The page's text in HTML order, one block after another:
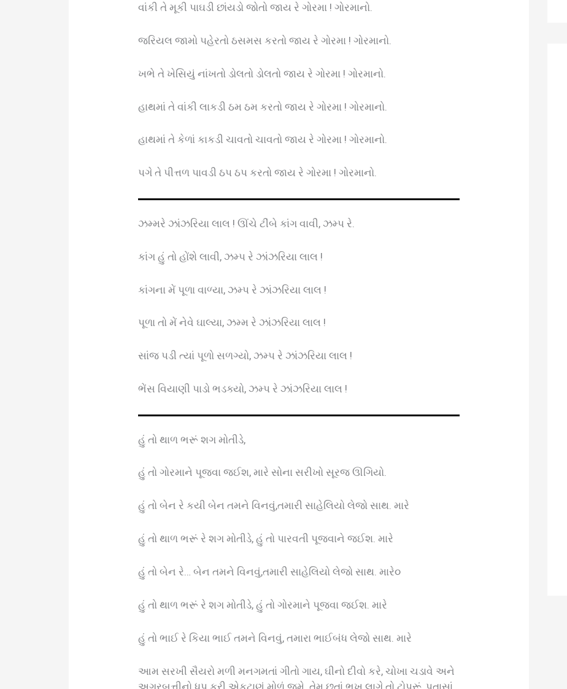
વાંકી તે મૂકી પાઘડી છાંયડો જોતો જાય રે ગોરમા ! ગોરમાનો.
જરિયલ જામો પહેરતો ઠસમસ કરતો જાય રે ગોરમા ! ગોરમાનો.
ખભે તે ખેસિયું નાંખતો ડોલતો ડોલતો જાય રે ગોરમા ! ગોરમાનો.
હાથમાં તે વાંકી લાકડી ઠમ ઠમ કરતો જાય રે ગોરમા ! ગોરમાનો.
હાથમાં તે કેળાં કાકડી ચાવતો ચાવતો જાય રે ગોરમા ! ગોરમાનો.
પગે તે પીત્તળ પાવડી ઠપ ઠપ કરતો જાય રે ગોરમા ! ગોરમાનો.
ઝમ્મરે ઝાંઝરિયા લાલ ! ઊંચે ટીંબે કાંગ વાવી, ઝમ્પ રે.
કાંગ હું તો હોંશે લાવી, ઝમ્પ રે ઝાંઝરિયા લાલ !
કાંગના મેં પૂળા વાળ્યા, ઝમ્પ રે ઝાંઝરિયા લાલ !
પૂળા તો મેં નેવે ઘાલ્યા, ઝમ્મ રે ઝાંઝરિયા લાલ !
સાંજ પડી ત્યાં પૂળો સળગ્યો, ઝમ્પ રે ઝાંઝરિયા લાલ !
ભેંસ વિયાણી પાડો ભડક્યો, ઝમ્પ રે ઝાંઝરિયા લાલ !
હું તો થાળ ભરૂં શગ મોતીડે,
હું તો ગોરમાને પૂજવા જઈશ, મારે સોના સરીખો સૂરજ ઊગિયો.
હું તો બેન રે કયી બેન તમને વિનવું,તમારી સાહેલિયો લેજો સાથ. મારે
હું તો થાળ ભરૂં રે શગ મોતીડે, હું તો પારવતી પૂજવાને જઈશ. મારે
હું તો બેન રે… બેન તમને વિનવું,તમારી સાહેલિયો લેજો સાથ. મારે૦
હું તો થાળ ભરૂં રે શગ મોતીડે, હું તો ગોરમાને પૂજવા જઈશ. મારે
હું તો ભાઈ રે કિયા ભાઈ તમને વિનવું, તમારા ભાઈબંધ લેજો સાથ. મારે
આમ સરખી સૈયરો મળી મનગમતાં ગીતો ગાય, ઘીનો દીવો કરે, ચોખા ચડાવે અને
અગરબત્તીનો ધૂપ કરી એકટાણું મોળું જમે. તેમ છતાં ભૂખ લાગે તો ટોપરૂં, પતાસાં,